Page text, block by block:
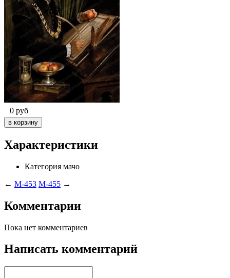
0 руб
Характеристики
Категория мачо
← M-453 M-455 →
Комментарии
Пока нет комментариев
Написать комментарий